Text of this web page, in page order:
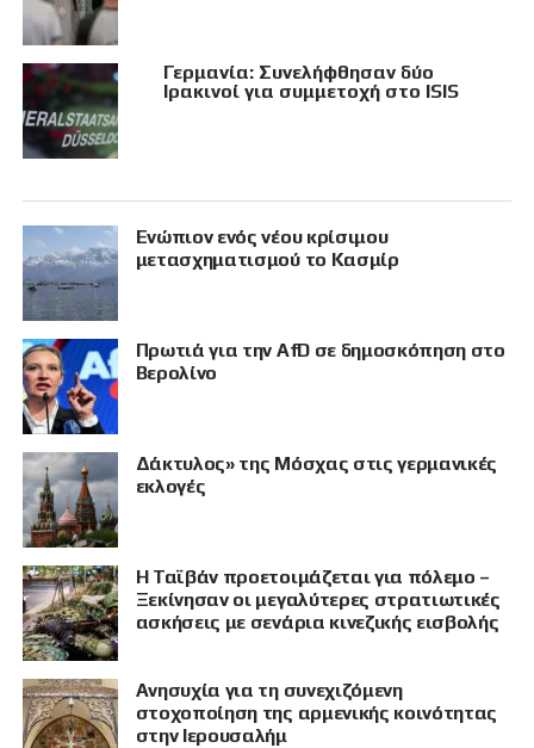
Γερμανία: Συνελήφθησαν δύο
Ιρακινοί για συμμετοχή στο ISIS
Eνώπιον ενός νέου κρίσιμου
μετασχηματισμού το Κασμίρ
Πρωτιά για την AfD σε δημοσκόπηση στο
Βερολίνο
Δάκτυλος» της Μόσχας στις γερμανικές
εκλογές
Η Ταϊβάν προετοιμάζεται για πόλεμο –
Ξεκίνησαν οι μεγαλύτερες στρατιωτικές
ασκήσεις με σενάρια κινεζικής εισβολής
Ανησυχία για τη συνεχιζόμενη
στοχοποίηση της αρμενικής κοινότητας
στην Ιερουσαλήμ